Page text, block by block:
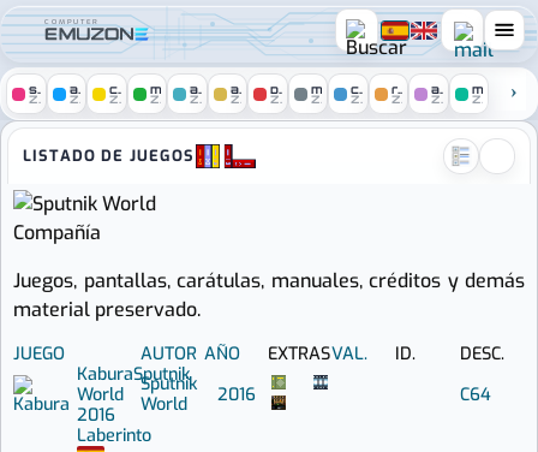
COMPUTER
spectrum amstrad c64 atari amiga pc console remakes arcade
Computer Emuzone ::
LISTADO DE JUEGOS
Compañía
Juegos, pantallas, carátulas, manuales, créditos y demás
material preservado.
JUEGO AUTOR AÑO EXTRASVAL. ID.
DESC.
KaburaSputnik
World
2016
Sputnik
World
2016
C64
Laberinto